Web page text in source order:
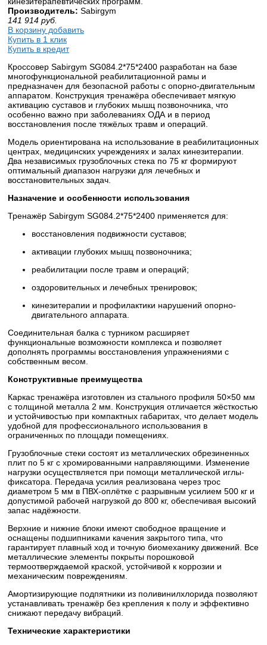
Производитель: Sabirgym
141 914 руб.
В корзину добавить
Купить в 1 клик
Купить в кредит
Кроссовер Sabirgym SG084.2*75*2400 разработан на базе
многофункциональной реабилитационной рамы и
предназначен для безопасной работы с опорно-двигательным
аппаратом. Конструкция тренажёра обеспечивает мягкую
активацию суставов и глубоких мышц позвоночника, что
особенно важно при заболеваниях ОДА и в период
восстановления после тяжёлых травм и операций.
Модель ориентирована на использование в реабилитационных
центрах, медицинских учреждениях и залах кинезитерапии.
Два независимых грузоблочных стека по 75 кг формируют
оптимальный диапазон нагрузки для лечебных и
восстановительных задач.
Назначение и особенности использования
Тренажёр Sabirgym SG084.2*75*2400 применяется для:
восстановления подвижности суставов;
активации глубоких мышц позвоночника;
реабилитации после травм и операций;
оздоровительных и лечебных тренировок;
кинезитерапии и профилактики нарушений опорно-
двигательного аппарата.
Соединительная балка с турником расширяет
функциональные возможности комплекса и позволяет
дополнять программы восстановления упражнениями с
собственным весом.
Конструктивные преимущества
Каркас тренажёра изготовлен из стального профиля 50×50 мм
с толщиной металла 2 мм. Конструкция отличается жёсткостью
и устойчивостью при компактных габаритах, что делает модель
удобной для профессионального использования в
ограниченных по площади помещениях.
Грузоблочные стеки состоят из металлических обрезиненных
плит по 5 кг с хромированными направляющими. Изменение
нагрузки осуществляется при помощи металлической иглы-
фиксатора. Передача усилия реализована через трос
диаметром 5 мм в ПВХ-оплётке с разрывным усилием 500 кг и
допустимой рабочей нагрузкой до 800 кг, обеспечивая высокий
запас надёжности.
Верхние и нижние блоки имеют свободное вращение и
оснащены подшипниками качения закрытого типа, что
гарантирует плавный ход и точную биомеханику движений. Все
металлические элементы покрыты порошковой
термоотверждаемой краской, устойчивой к коррозии и
механическим повреждениям.
Амортизирующие подпятники из поливинилхлорида позволяют
устанавливать тренажёр без крепления к полу и эффективно
снижают передачу вибраций.
Технические характеристики